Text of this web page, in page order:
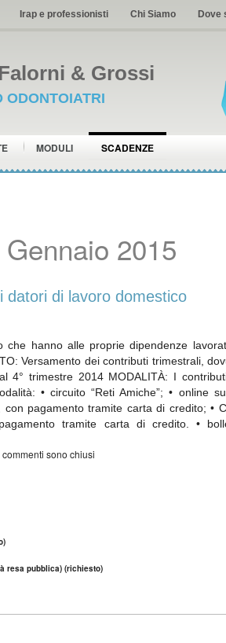
Irap e professionisti Chi Siamo Dove
& Grossi
ODONTOIATRI
MODULI SCADENZE
2015
datori di lavoro domestico
che hanno alle proprie dipendenze
Versamento dei contributi trimestrali,
4° trimestre 2014 MODALITÀ: I
• circuito “Reti Amiche”; • online
pagamento tramite carta di credito; •
tramite carta di credito. •
commenti sono chiusi
resa pubblica) (richiesto)